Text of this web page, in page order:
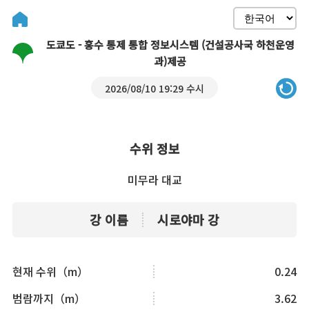
도쿄도 - 홍수 통제 통합 정보시스템 (건설공사국 하천운영
과)제공
2026/08/10 19:29 수시
수위 정보
미무라 대교
강 이름 시로야마 강
현재 수위（m）
0.24
범람까지（m）
3.62